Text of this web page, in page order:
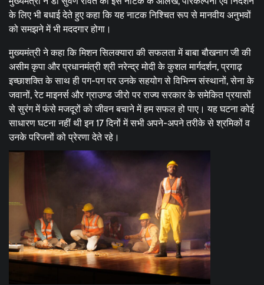
के लिए भी बधाई देते हुए कहा कि यह नाटक निश्चित रूप से मानवीय अनुभवों
को समझने में भी मददगार होगा।
मुख्यमंत्री ने कहा कि मिशन सिलक्यारा की सफलता में बाबा बौखनाग जी की
असीम कृपा और प्रधानमंत्री श्री नरेन्द्र मोदी के कुशल मार्गदर्शन, प्रगाढ़
इच्छाशक्ति के साथ ही पग-पग पर उनके सहयोग से विभिन्न संस्थानों, सेना के
जवानों, रेट माइनर्स और ग्राउण्ड जीरो पर राज्य सरकार के समेकित प्रयासों
से सुरंग में फंसे मजदूरों को जीवन बचाने में हम सफल हो पाए। यह घटना कोई
साधारण घटना नहीं थी इन 17 दिनों में सभी अपने-अपने तरीके से श्रमिकों व
उनके परिजनों को प्रेरणा देते रहे।